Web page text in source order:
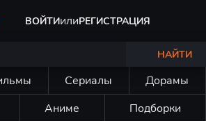
ВОЙТИилиРЕГИСТРАЦИЯ
НАЙТИ
Сериалы
Дорамы
Аниме
Подборки